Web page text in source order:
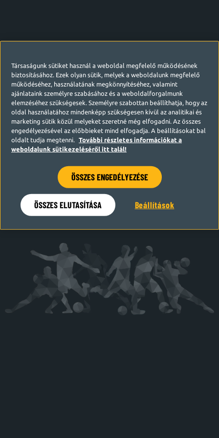
Hamarosan visszatérünk
Társaságunk sütiket használ a weboldal megfelelő működésének
biztosításához. Ezek olyan sütik, melyek a weboldalunk megfelelő
működéséhez, használatának megkönnyítéséhez, valamint
ajánlataink személyre szabásához és a weboldalforgalmunk
elemzéséhez szükségesek. Személyre szabottan beállíthatja, hogy az
oldal használatához mindenképp szükségesen kívül az analitikai és
marketing sütik közül melyeket szeretné még elfogadni. Az összes
engedélyezésével az előbbieket mind elfogadja. A beállításokat bal
oldalt tudja megtenni.
További részletes információkat a
weboldalunk sütikezeléséről itt talál!
ÖSSZES ENGEDÉLYEZÉSE
ÖSSZES ELUTASÍTÁSA Beállítások